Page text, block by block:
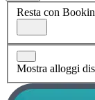
Resta con
Mostra alloggi